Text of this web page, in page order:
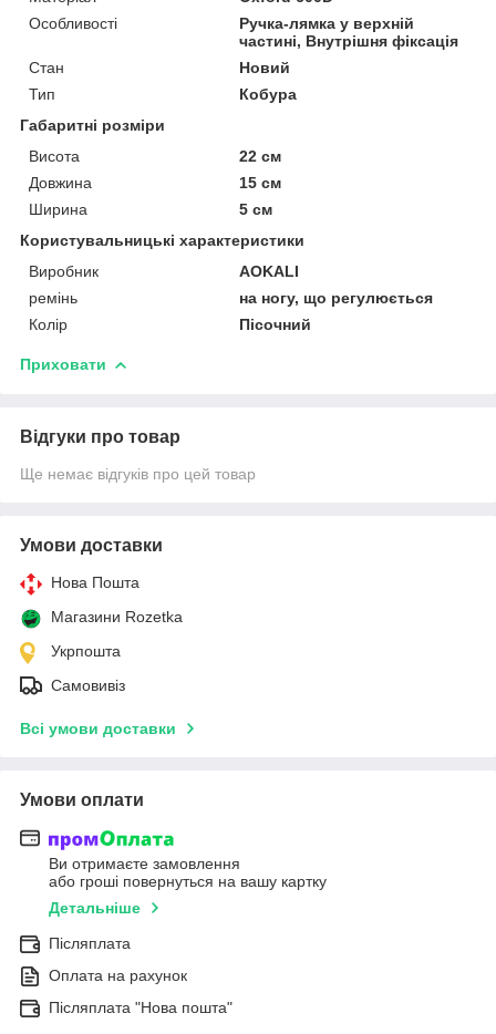
Особливості
Ручка-лямка у верхній
частині, Внутрішня фіксація
Стан
Новий
Тип
Кобура
Габаритні розміри
Висота
22 см
Довжина
15 см
Ширина
5 см
Користувальницькі характеристики
Виробник
AOKALI
ремінь
на ногу, що регулюється
Колір
Пісочний
Приховати
Відгуки про товар
Ще немає відгуків про цей товар
Умови доставки
Нова Пошта
Магазини Rozetka
Укрпошта
Самовивіз
Всі умови доставки
Умови оплати
Ви отримаєте замовлення
або гроші повернуться на вашу картку
Детальніше
Післяплата
Оплата на рахунок
Післяплата "Нова пошта"